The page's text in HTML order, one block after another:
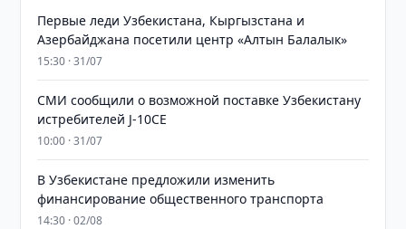
Первые леди Узбекистана, Кыргызстана и
Азербайджана посетили центр «Алтын Балалык»
15:30 · 31/07
СМИ сообщили о возможной поставке Узбекистану
истребителей J-10CE
10:00 · 31/07
В Узбекистане предложили изменить
финансирование общественного транспорта
14:30 · 02/08